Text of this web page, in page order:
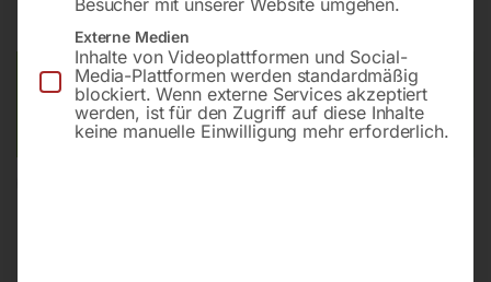
Versandkosten Standard (Österreich):€40,00
Bitte beachten Sie: Die Versandkosten gelten für Österreich.
Andere Länder können abweichen.
Besucher mit unserer Website umgehen.
Externe Medien
Inhalte von Videoplattformen und Social-
Media-Plattformen werden standardmäßig
blockiert. Wenn externe Services akzeptiert
werden, ist für den Zugriff auf diese Inhalte
keine manuelle Einwilligung mehr erforderlich.